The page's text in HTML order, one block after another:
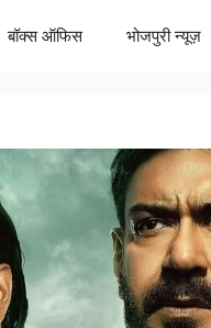
बॉक्स ऑफिस भोजपुरी न्यूज़